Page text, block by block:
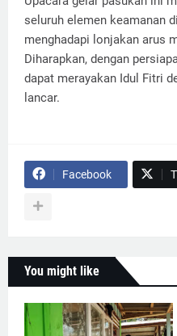
seluruh elemen keamanan
menghadapi lonjakan arus
Diharapkan, dengan
dapat merayakan Idul Fitri
lancar.
Facebook
You might like